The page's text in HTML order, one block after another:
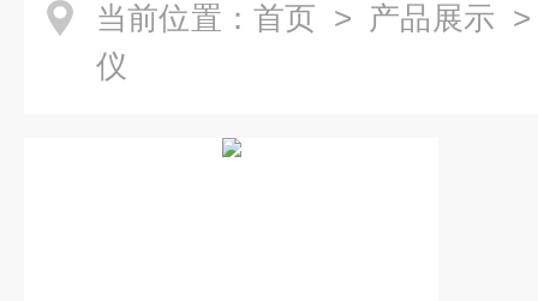
当前位置： 首页 > 产品展示
仪